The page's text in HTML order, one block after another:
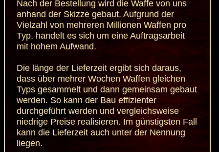
Nach der Bestellung wird die Waffe von uns
anhand der Skizze gebaut. Aufgrund der
Vielzahl von mehreren Millionen Waffen pro
Typ, handelt es sich um eine Auftragsarbeit
mit hohem Aufwand.
Die länge der Lieferzeit ergibt sich daraus,
dass über mehrer Wochen Waffen gleichen
Typs gesammelt und dann gemeinsam gebaut
werden. So kann der Bau effizienter
durchgeführt werden und vergleichsweise
niedrige Preise realisieren. Im günstigsten Fall
kann die Lieferzeit auch unter der Nennung
liegen.